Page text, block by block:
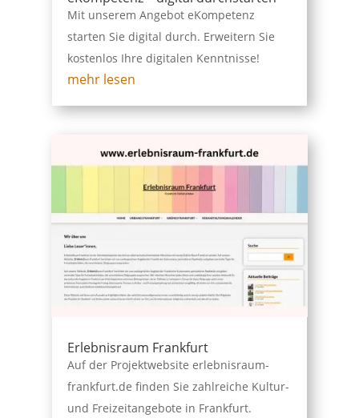
Mit unserem Angebot eKompetenz
starten Sie digital durch. Erweitern Sie
kostenlos Ihre digitalen Kenntnisse!
mehr lesen
Erlebnisraum Frankfurt
Auf der Projektwebsite erlebnisraum-
frankfurt.de finden Sie zahlreiche Kultur-
und Freizeitangebote in Frankfurt.